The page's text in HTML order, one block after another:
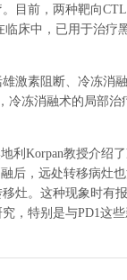
目前，两种靶向
临床中，已用于治疗
激素阻断、冷冻消
冷冻消融术的局部治
利Korpan教授介绍
后，远处转移病灶
灶。这种现象时有
，特别是与PD1这